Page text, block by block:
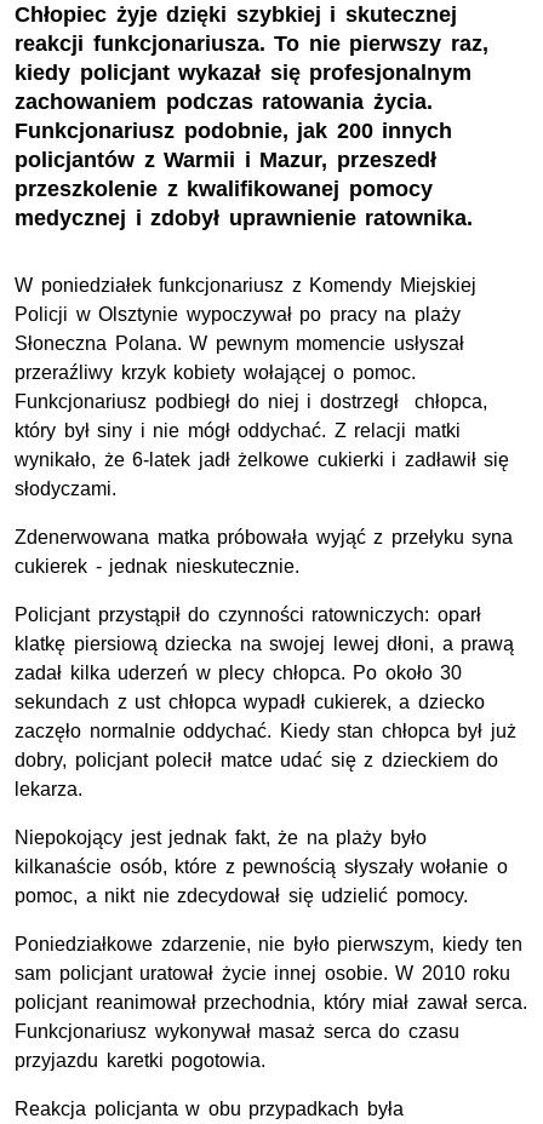
Chłopiec żyje dzięki szybkiej i skutecznej
reakcji funkcjonariusza. To nie pierwszy raz,
kiedy policjant wykazał się profesjonalnym
zachowaniem podczas ratowania życia.
Funkcjonariusz podobnie, jak 200 innych
policjantów z Warmii i Mazur, przeszedł
przeszkolenie z kwalifikowanej pomocy
medycznej i zdobył uprawnienie ratownika.
W poniedziałek funkcjonariusz z Komendy Miejskiej
Policji w Olsztynie wypoczywał po pracy na plaży
Słoneczna Polana. W pewnym momencie usłyszał
przeraźliwy krzyk kobiety wołającej o pomoc.
Funkcjonariusz podbiegł do niej i dostrzegł chłopca,
który był siny i nie mógł oddychać. Z relacji matki
wynikało, że 6-latek jadł żelkowe cukierki i zadławił się
słodyczami.
Zdenerwowana matka próbowała wyjąć z przełyku syna
cukierek - jednak nieskutecznie.
Policjant przystąpił do czynności ratowniczych: oparł
klatkę piersiową dziecka na swojej lewej dłoni, a prawą
zadał kilka uderzeń w plecy chłopca. Po około 30
sekundach z ust chłopca wypadł cukierek, a dziecko
zaczęło normalnie oddychać. Kiedy stan chłopca był już
dobry, policjant polecił matce udać się z dzieckiem do
lekarza.
Niepokojący jest jednak fakt, że na plaży było
kilkanaście osób, które z pewnością słyszały wołanie o
pomoc, a nikt nie zdecydował się udzielić pomocy.
Poniedziałkowe zdarzenie, nie było pierwszym, kiedy ten
sam policjant uratował życie innej osobie. W 2010 roku
policjant reanimował przechodnia, który miał zawał serca.
Funkcjonariusz wykonywał masaż serca do czasu
przyjazdu karetki pogotowia.
Reakcja policjanta w obu przypadkach była